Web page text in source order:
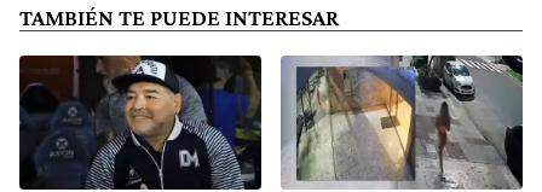
TAMBIÉN TE PUEDE INTERESAR